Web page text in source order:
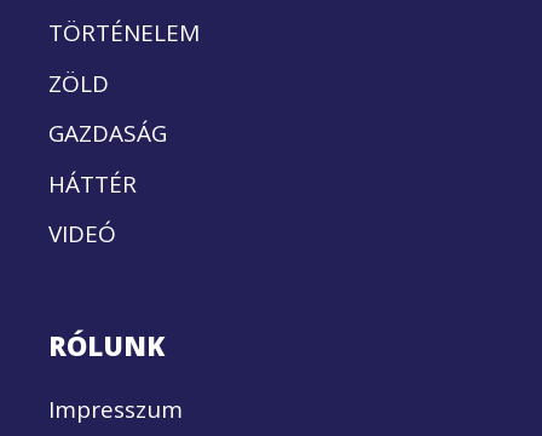
TÖRTÉNELEM
ZÖLD
GAZDASÁG
HÁTTÉR
VIDEÓ
RÓLUNK
Impresszum